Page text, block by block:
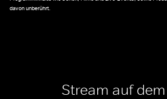
davon unberührt.
Stream auf